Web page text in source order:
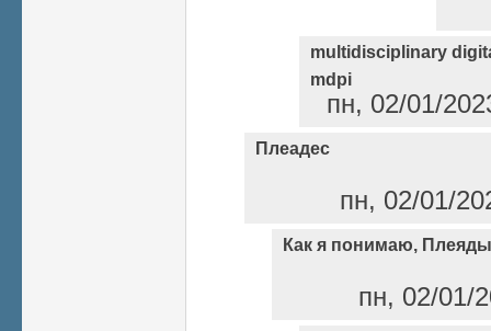
multidisciplinary
mdpi
пн, 02/01/
Плеадес
пн, 02/01/
Как я понимаю,
пн, 02/01/